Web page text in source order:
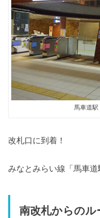
馬車道
改札口に到着！
みなとみらい線「馬車道
南改札からのル